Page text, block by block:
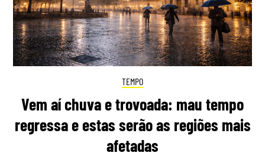
TEMPO
Vem aí chuva e trovoada: mau tempo
regressa e estas serão as regiões mais
afetadas